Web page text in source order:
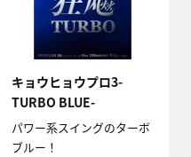
キョウヒョウプロ3-
TURBO BLUE-
パワー系スイングのターボ
ブルー！